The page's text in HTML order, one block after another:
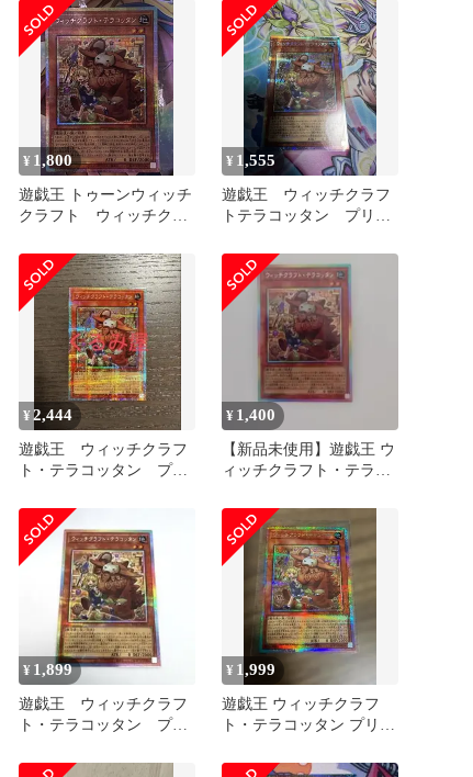
¥ 1,800
遊戯王 トゥーンウィッチ
クラフト ウィッチクラ
リズマ
¥ 1,555
遊戯王 ウィッチクラフ
トテラコッタン プリズ
¥ 2,444
遊戯王 ウィッチクラフ
ト・テラコッタン プリ
¥ 1,400
【新品未使用】遊戯王 ウ
ィッチクラフト・テラコ
ズマ
¥ 1,899
遊戯王 ウィッチクラフ
ト・テラコッタン プリ
¥ 1,999
遊戯王 ウィッチクラフ
ト・テラコッタン プリシ